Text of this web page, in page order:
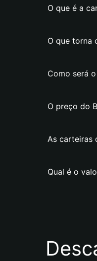
O que é a
O que torna
Como será
O preço do
As carteiras
Qual é o